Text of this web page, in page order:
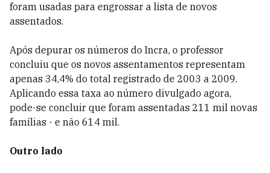
foram usadas para engrossar a lista de novos
assentados.
Após depurar os números do Incra, o professor
concluiu que os novos assentamentos representam
apenas 34,4% do total registrado de 2003 a 2009.
Aplicando essa taxa ao número divulgado agora,
pode-se concluir que foram assentadas 211 mil novas
famílias - e não 614 mil.
Outro lado